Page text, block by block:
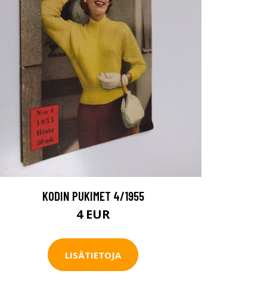
KODIN PUKIMET 4/1955
4 EUR
LISÄTIETOJA